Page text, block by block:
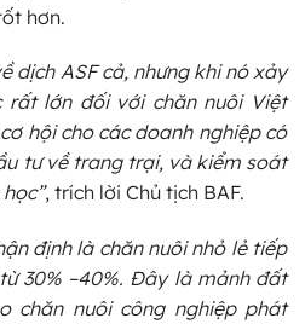
hơn.
dịch ASF cả, nhưng khi nó xảy
rất lớn đối với chăn nuôi Việt
hội cho các doanh nghiệp có
tư về trang trại, và kiểm soát
, trích lời Chủ tịch BAF.
định là chăn nuôi nhỏ lẻ tiếp
30% –40%. Đây là mảnh đất
chăn nuôi công nghiệp phát